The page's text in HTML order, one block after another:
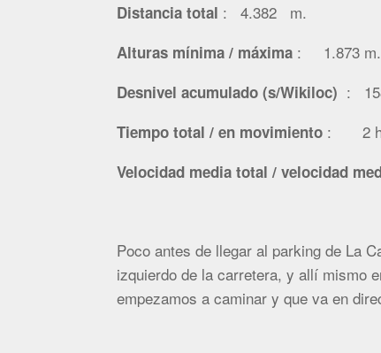
Distancia total : 4.382 m.
Alturas mínima / máxima : 1.873
Desnivel acumulado (s/Wikiloc) :
Tiempo total / en movimiento : 2 h.
Velocidad media total / velocidad
Poco antes de llegar al parking de La
izquierdo de la carretera, y allí mismo
empezamos a caminar y que va en